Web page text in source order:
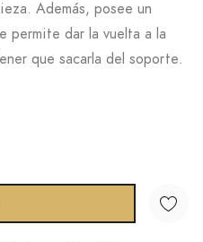
Además, posee un
permite dar la vuelta a la
que sacarla del soporte.